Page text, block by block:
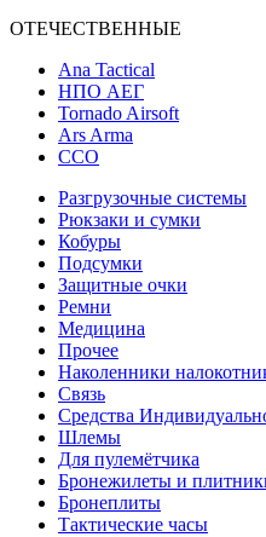
ОТЕЧЕСТВЕННЫЕ
Ana Tactical
НПО АЕГ
Tornado Airsoft
Ars Arma
ССО
Разгрузочные системы
Рюкзаки и сумки
Кобуры
Подсумки
Защитные очки
Ремни
Медицина
Прочее
Наколенники
Связь
Средства
Шлемы
Для пулемётчика
Бронежилеты и
Бронеплиты
Тактические часы